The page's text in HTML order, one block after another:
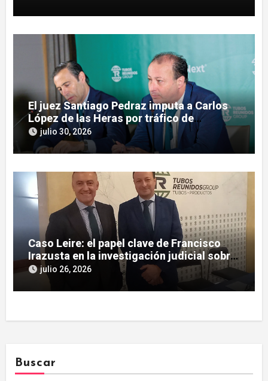
El juez Santiago Pedraz imputa a Carlos
López de las Heras por tráfico de
influencias en el caso Leire
julio 30, 2026
Caso Leire: el papel clave de Francisco
Irazusta en la investigación judicial sobre
Tubos Reunidos
julio 26, 2026
Buscar